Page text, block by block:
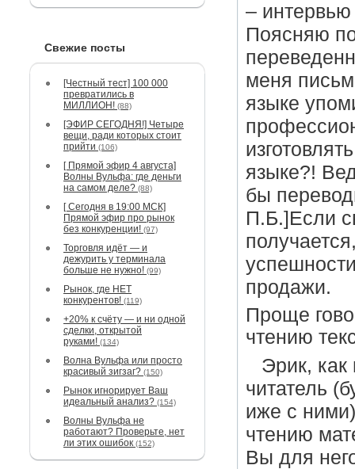
Свежие посты
[Честный тест] 100 000
превратились в
МИЛЛИОН! (88)
[ЭФИР СЕГОДНЯ!] Четыре
вещи, ради которых стоит
прийти (106)
[ Прямой эфир 4 августа]
Волны Вульфа: где деньги
на самом деле? (88)
[ Сегодня в 19:00 МСК]
Прямой эфир про рынок
без конкуренции! (97)
Торговля идёт — и
дежурить у терминала
больше не нужно! (99)
Рынок, где НЕТ
конкурентов! (119)
+20% к счёту — и ни одной
сделки, открытой
руками! (134)
Волна Вульфа или просто
красивый зигзаг? (150)
Рынок игнорирует Ваш
идеальный анализ? (154)
Волны Вульфа не
работают? Проверьте, нет
ли этих ошибок (152)
–
Поясняю
меня
языке
языке?!
бы
П.Б.]Если
продажи.
Проще
чтению
Эрик,
читатель
иже с ними)
чтению
Вы для